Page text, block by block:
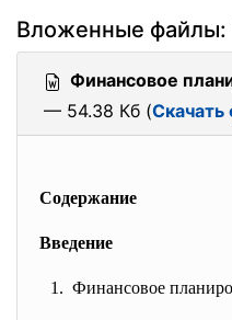
Вложенные файлы:
Финансовое
— 54.38 Кб (Скачать
Содержание
Введение
1. Финансовое